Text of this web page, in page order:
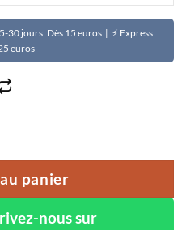
30 jours: Dès 15 euros | ⚡ Express
euros
Neige ABEBI WHITE
panier
nous sur